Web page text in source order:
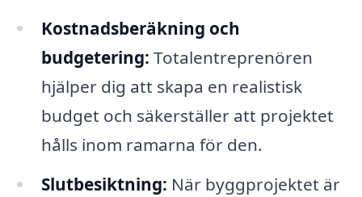
Kostnadsberäkning och
budgetering: Totalentreprenören
hjälper dig att skapa en realistisk
budget och säkerställer att projektet
hålls inom ramarna för den.
Slutbesiktning: När byggprojektet är